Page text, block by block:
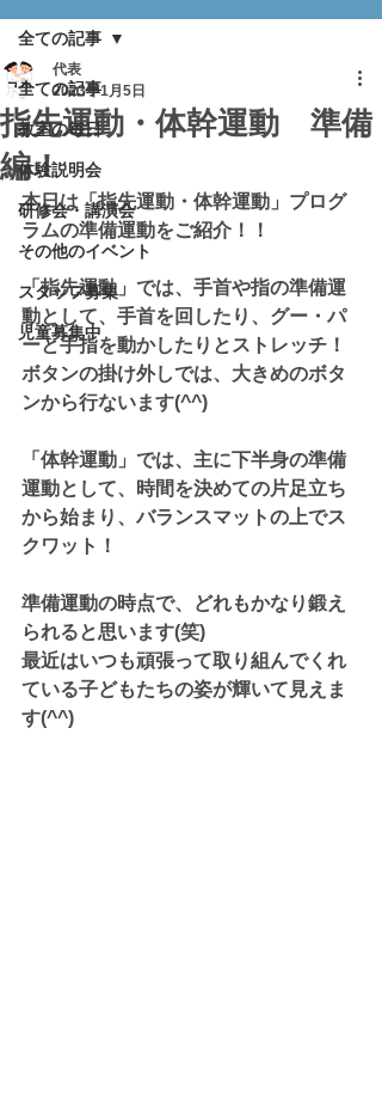
全ての記事
教室の毎日
体験説明会
研修会・講演会
その他のイベント
スタッフ募集
児童募集中
全ての記事
指先運動・体幹運動 準備
編！
代表
2023年1月5日
本日は「指先運動・体幹運動」プログ
ラムの準備運動をご紹介！！
「指先運動」では、手首や指の準備運
動として、手首を回したり、グー・パ
ーと手指を動かしたりとストレッチ！
ボタンの掛け外しでは、大きめのボタ
ンから行ないます(^^)
「体幹運動」では、主に下半身の準備
運動として、時間を決めての片足立ち
から始まり、バランスマットの上でス
クワット！
準備運動の時点で、どれもかなり鍛え
られると思います(笑)
最近はいつも頑張って取り組んでくれ
ている子どもたちの姿が輝いて見えま
す(^^)